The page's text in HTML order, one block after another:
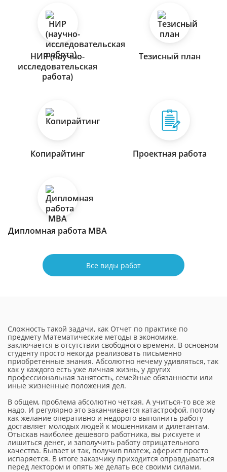
НИР (научно-
исследовательская
работа)
Тезисный план
Копирайтинг Проектная работа
Дипломная работа МВА
Все виды работ
Сложность такой задачи, как Отчет по практике по
предмету Математические методы в экономике,
заключается в отсутствии свободного времени. В основном
студенту просто некогда реализовать письменно
приобретенные знания. Абсолютно нечему удивляться, так
как у каждого есть уже личная жизнь, у других
профессиональная занятость, семейные обязанности или
иные жизненные положения дел.
В общем, проблема абсолютно четкая. А учиться-то все же
надо. И регулярно это заканчивается катастрофой, потому
как желание оперативно и недорого выполнить работу
доставляет молодых людей к мошенникам и дилетантам.
Отыскав наиболее дешевого работника, вы рискуете и
лишиться денег, и заполучить работу отрицательного
качества. Бывает и так, получив платеж, аферист просто
испаряется. В итоге заказчику приходится оправдываться
перед лектором и опять же делать все своими силами.